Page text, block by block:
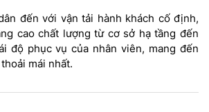
đến với vận tải hành khách cố định,
cao chất lượng từ cơ sở hạ tầng đến
độ phục vụ của nhân viên, mang đến
mái nhất.